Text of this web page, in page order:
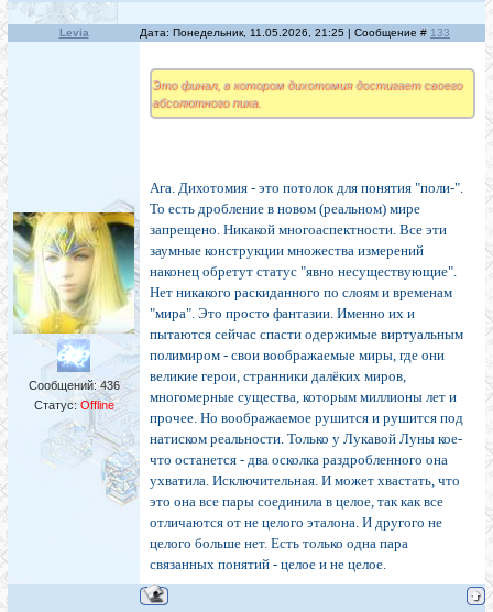
Levia Дата: Понедельник, 11.05.2026, 21:25 | Сообщение # 133
Сообщений: 436
Статус:Offline
Это финал, в котором дихотомия достигает своего
абсолютного пика.
Ага. Дихотомия - это потолок для понятия "поли-".
То есть дробление в новом (реальном) мире
запрещено. Никакой многоаспектности. Все эти
заумные конструкции множества измерений
наконец обретут статус "явно несуществующие".
Нет никакого раскиданного по слоям и временам
"мира". Это просто фантазии. Именно их и
пытаются сейчас спасти одержимые виртуальным
полимиром - свои воображаемые миры, где они
великие герои, странники далёких миров,
многомерные существа, которым миллионы лет и
прочее. Но воображаемое рушится и рушится под
натиском реальности. Только у Лукавой Луны кое-
что останется - два осколка раздробленного она
ухватила. Исключительная. И может хвастать, что
это она все пары соединила в целое, так как все
отличаются от не целого эталона. И другого не
целого больше нет. Есть только одна пара
связанных понятий - целое и не целое.